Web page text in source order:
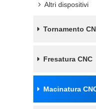
Altri dispositivi
Tornamento
Fresatura CNC
Macinatura